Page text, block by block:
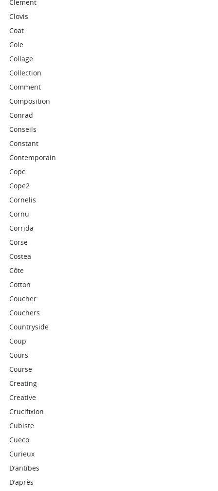
Clement
Clovis
Coat
Cole
Collage
Collection
Comment
Composition
Conrad
Conseils
Constant
Contemporain
Cope
Cope2
Cornelis
Cornu
Corrida
Corse
Costea
Côte
Cotton
Coucher
Couchers
Countryside
Coup
Cours
Course
Creating
Creative
Crucifixion
Cubiste
Cueco
Curieux
D'antibes
D'après